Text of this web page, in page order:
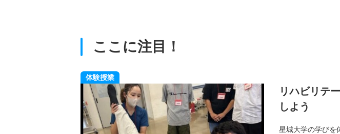
ここに注目！
体験授業
リハビリテ
しよう
星城大学の学びを